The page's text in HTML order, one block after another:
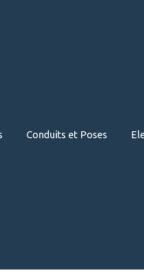
Conduits et Poses